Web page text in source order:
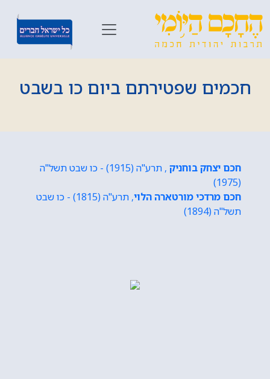
חכמים שפטירתם ביום כו בשבט
חכם יצחק בוחניק
, תרע"ה (1915) - כו שבט תשל"ה
(1975)
חכם מרדכי מורטארה הלוי
, תרע"ה (1815) - כו שבט
תשל"ה (1894)